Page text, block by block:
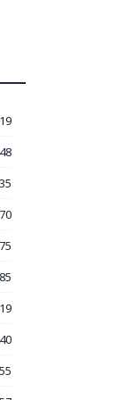
19
48
35
70
19
40
55